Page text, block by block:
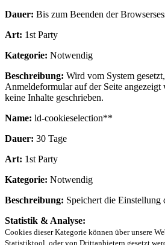
Dauer: Bis zum Beenden der
Art: 1st Party
Kategorie: Notwendig
Beschreibung: Wird vom System
Anmeldeformular auf der Seite angezeigt
keine Inhalte geschrieben.
Name: ld-cookieselection**
Dauer: 30 Tage
Art: 1st Party
Kategorie: Notwendig
Beschreibung: Speichert die
Statistik & Analyse:
Cookies dieser Kategorie können über unsere
Statistiktool, oder von Drittanbietern gesetzt